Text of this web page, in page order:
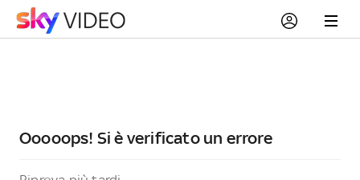
Ooooops! Si è verificato un errore